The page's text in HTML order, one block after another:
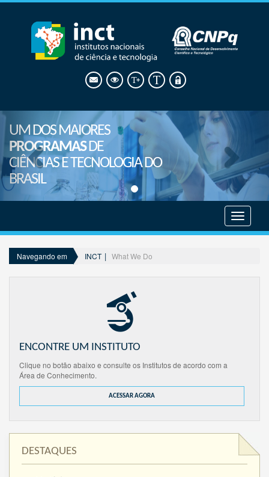
UM DOS MAIORES
PROGRAMASDE
CIÊNCIAS E TECNOLOGIA DO
BRASIL
menu
Navegando em INCT What We Do
ENCONTRE UM INSTITUTO
Clique no botão abaixo e consulte os Institutos de acordo com a
Área de Conhecimento.
ACESSAR AGORA
DESTAQUES